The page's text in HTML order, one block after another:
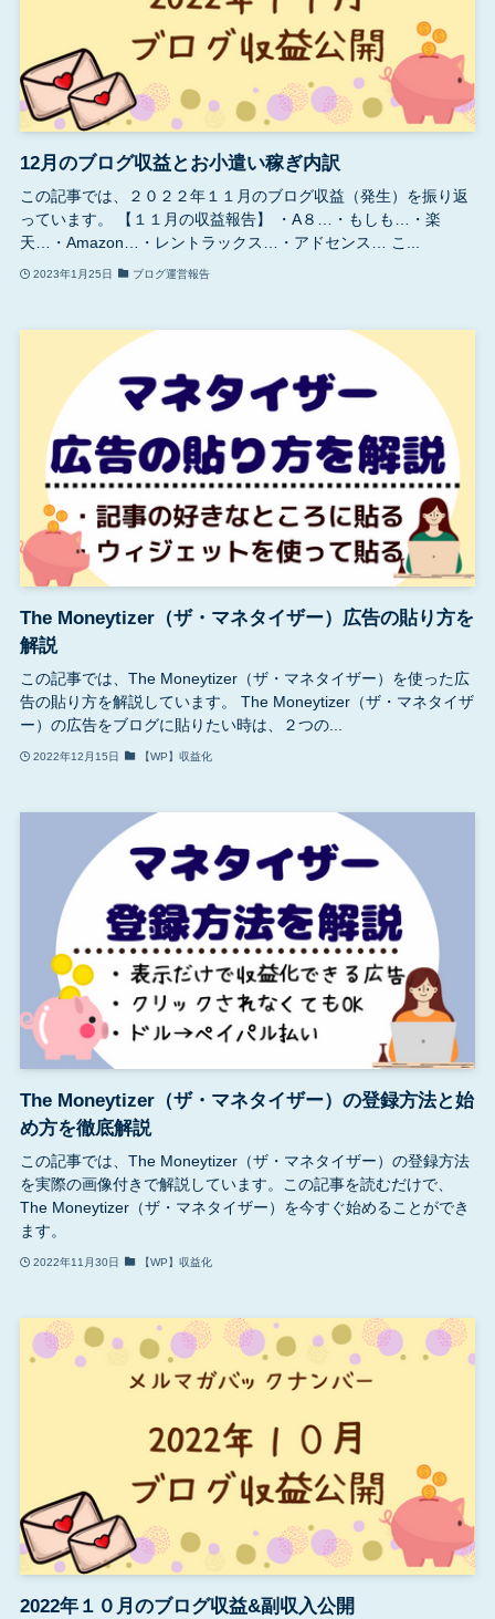
12月のブログ収益とお小遣い稼ぎ内訳
この記事では、２０２２年１１月のブログ収益（発生）を振り返
っています。 【１１月の収益報告】 ・A８…・もしも…・楽
天…・Amazon…・レントラックス…・アドセンス… こ...
2023年1月25日 ブログ運営報告
The Moneytizer（ザ・マネタイザー）広告の貼り方を
解説
この記事では、The Moneytizer（ザ・マネタイザー）を使った広
告の貼り方を解説しています。 The Moneytizer（ザ・マネタイザ
ー）の広告をブログに貼りたい時は、２つの...
2022年12月15日 【WP】収益化
The Moneytizer（ザ・マネタイザー）の登録方法と始
め方を徹底解説
この記事では、The Moneytizer（ザ・マネタイザー）の登録方法
を実際の画像付きで解説しています。この記事を読むだけで、
The Moneytizer（ザ・マネタイザー）を今すぐ始めることができ
ます。
2022年11月30日 【WP】収益化
2022年１０月のブログ収益&副収入公開